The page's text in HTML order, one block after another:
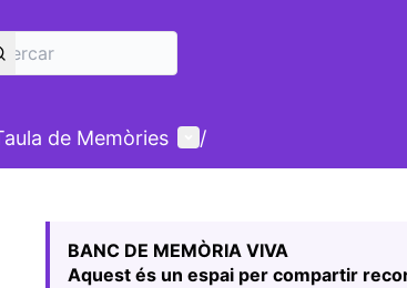
de Memòries Menú d'usuari
/
BANC DE MEMÒRIA VIVA
Aquest és un espai per compartir